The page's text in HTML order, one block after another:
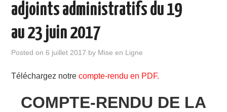
STATUTS, DROITS ET OBLIGATIONS
LE SYNDICAT
CONTACTS
ADHÉSION
adjoints administratifs du 19
au 23 juin 2017
Posted on6 juillet 2017 by Mise en Ligne
Téléchargez notrecompte-rendu en PDF.
COMPTE-RENDU DE LA